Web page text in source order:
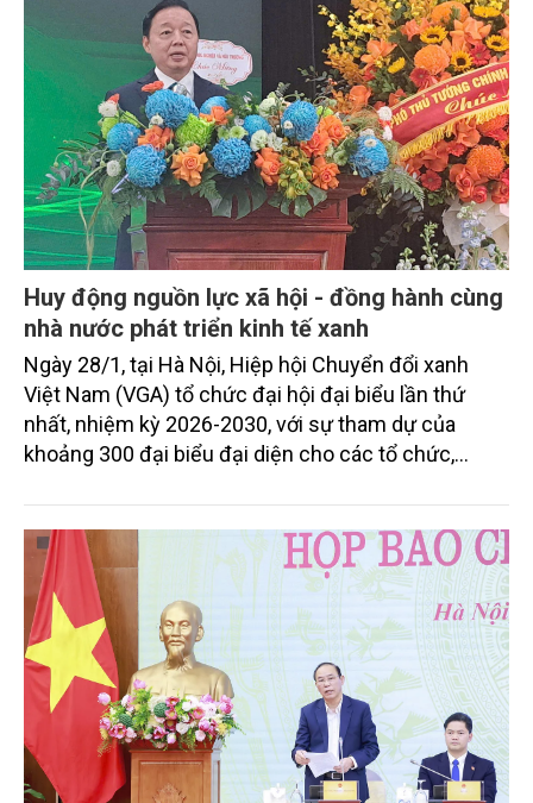
Huy động nguồn lực xã hội - đồng hành cùng
nhà nước phát triển kinh tế xanh
Ngày 28/1, tại Hà Nội, Hiệp hội Chuyển đổi xanh
Việt Nam (VGA) tổ chức đại hội đại biểu lần thứ
nhất, nhiệm kỳ 2026-2030, với sự tham dự của
khoảng 300 đại biểu đại diện cho các tổ chức,
vi cả nước.